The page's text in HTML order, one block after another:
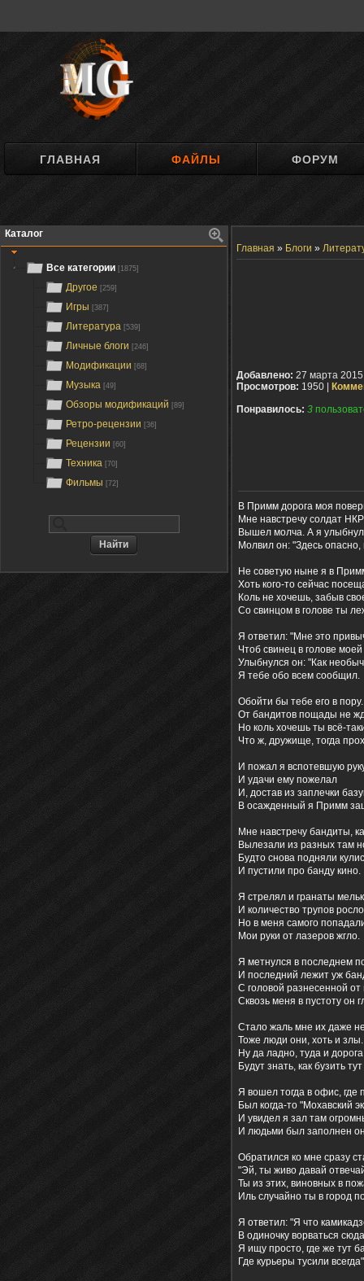
ГЛАВНАЯ ФАЙЛЫ ФОРУМ
Каталог
Все категории [1875]
Другое [259]
Игры [387]
Литература [539]
Личные блоги [246]
Модификации [68]
Музыка [49]
Обзоры модификаций [89]
Ретро-рецензии [36]
Рецензии [60]
Техника [70]
Фильмы [72]
Главная » Блоги »
Добавлено: 27 марта 2015
Просмотров: 1950 |
Понравилось: 3
В Примм дорога моя
Мне навстречу солдат НКР
Вышел молча. А я
Молвил он: "Здесь опасно,
Не советую ныне я в
Хоть кого-то сейчас
Коль не хочешь, забыв
Со свинцом в голове ты
Я ответил: "Мне это
Чтоб свинец в голове
Улыбнулся он: "Как
Я тебе обо всем сообщил.
Обойти бы тебе его в пору.
От бандитов пощады не
Но коль хочешь ты всё-
Что ж, дружище, тогда
И пожал я вспотевшую
И удачи ему пожелал
И, достав из заплечки
В осажденный я Примм
Мне навстречу бандиты,
Вылезали из разных там
Будто снова подняли
И пустили про банду кино.
Я стрелял и гранаты
И количество трупов
Но в меня самого
Мои руки от лазеров жгло.
Я метнулся в последнем
И последний лежит уж
С головой разнесенной от
Сквозь меня в пустоту он
Стало жаль мне их даже
Тоже люди они, хоть и злы.
Ну да ладно, туда и
Будут знать, как бузить
Я вошел тогда в офис, где
Был когда-то "Мохавский
И увидел я зал там
И людьми был заполнен
Обратился ко мне сразу
"Эй, ты живо давай
Ты из этих, виновных в
Иль случайно ты в город
Я ответил: "Я что
В одиночку ворваться
Я ищу просто, где же тут
Где курьеры тусили